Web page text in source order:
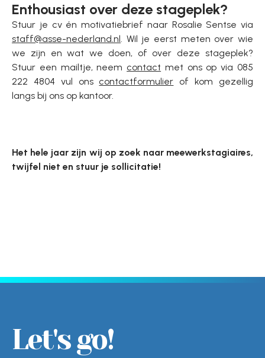
Enthousiast over deze stageplek?
Stuur je cv én motivatiebrief naar Rosalie Sentse via
staff@asse-nederland.nl. Wil je eerst meten over wie
we zijn en wat we doen, of over deze stageplek?
Stuur een mailtje, neem contact met ons op via 085
222 4804 vul ons contactformulier of kom gezellig
langs bij ons op kantoor.
Het hele jaar zijn wij op zoek naar meewerkstagiaires,
twijfel niet en stuur je sollicitatie!
Let's go!